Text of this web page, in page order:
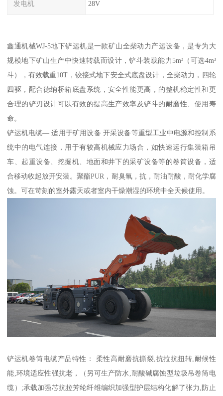
发电机 28V
鑫通机械WJ-5地下铲运机是一款矿山全柴动力产运设备，是专为大
规模地下矿山生产中快速转载而设计，铲斗装载能力5m³（可选4m³
斗），有效载重10T，铰接式地下安全式底盘设计，全柴动力，四轮
四驱，配合德纳桥箱底盘系统，安全性能更高，的整机稳定性和更
合理的铲刃设计可以有效的提高生产效率及铲斗的耐磨性、使用寿
命。
铲运机电缆— 适用于矿用设备 开采设备等重型工业中电源和控制系
统中的电气连接，用于有较高机械应力场合，如快速运行集装箱吊
车、起重设备、挖掘机、地面和井下的采矿设备等的卷筒设备，适
合移动收起放开安装。聚酯PUR，耐臭氧，抗，耐油耐酸，耐化学腐
蚀。可在苛刻的室外露天或者室内干燥潮湿的环境中全天候使用。
铲运机卷筒电缆产品特性： 柔性高耐磨抗撕裂,抗拉抗扭转,耐候性
能,环境适应性强抗老，（另可生产防水,耐酸碱腐蚀型垃圾吊卷筒电
缆）;承载加强芯抗拉芳纶纤维编织加强型护层结构化解了张力,防止